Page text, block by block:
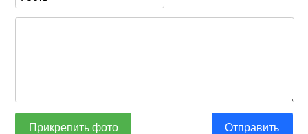
Прикрепить фото Отправить